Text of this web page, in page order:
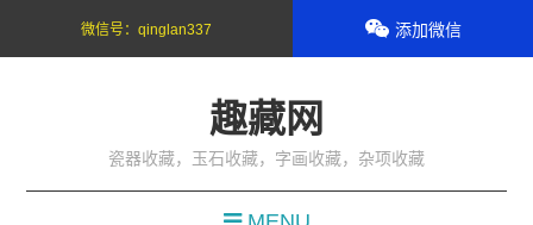
趣藏网
瓷器收藏，玉石收藏，字画收藏，杂项收藏
微信号：qinglan337 添加微信